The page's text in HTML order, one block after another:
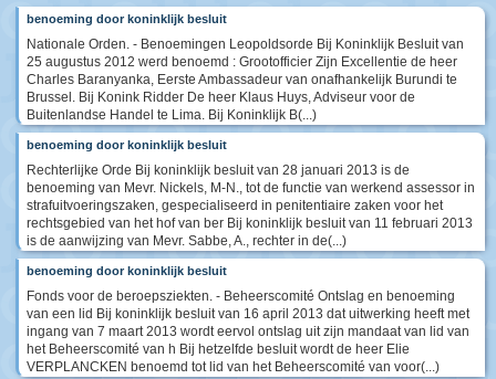
benoeming door koninklijk besluit
Nationale Orden. - Benoemingen Leopoldsorde Bij Koninklijk Besluit van
25 augustus 2012 werd benoemd : Grootofficier Zijn Excellentie de heer
Charles Baranyanka, Eerste Ambassadeur van onafhankelijk Burundi te
Brussel. Bij Konink Ridder De heer Klaus Huys, Adviseur voor de
Buitenlandse Handel te Lima. Bij Koninklijk B(...)
benoeming door koninklijk besluit
Rechterlijke Orde Bij koninklijk besluit van 28 januari 2013 is de
benoeming van Mevr. Nickels, M-N., tot de functie van werkend assessor in
strafuitvoeringszaken, gespecialiseerd in penitentiaire zaken voor het
rechtsgebied van het hof van ber Bij koninklijk besluit van 11 februari 2013
is de aanwijzing van Mevr. Sabbe, A., rechter in de(...)
benoeming door koninklijk besluit
Fonds voor de beroepsziekten. - Beheerscomité Ontslag en benoeming
van een lid Bij koninklijk besluit van 16 april 2013 dat uitwerking heeft met
ingang van 7 maart 2013 wordt eervol ontslag uit zijn mandaat van lid van
het Beheerscomité van h Bij hetzelfde besluit wordt de heer Elie
VERPLANCKEN benoemd tot lid van het Beheerscomité van voor(...)